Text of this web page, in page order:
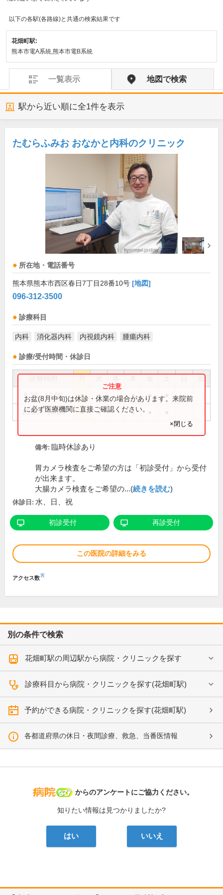
以下の各駅(各路線)と共通の検索結果です
花畑町駅:
熊本市電A系統,熊本市電B系統
一覧表示 地図で検索
駅から近い順に全1件を表示
たむらふみお おなかと内科のクリニック
所在地・電話番号
熊本県熊本市西区春日7丁目28番10号 [地図]
096-312-3500
診療科目
内科 消化器内科 内視鏡内科 腫瘍内科
診療/受付時間・休診日
祝
8:30～12:00 ● ● ● ●
13:30～18:00 ● ● ●
お盆(8月中旬)は休診・休業の場合があります。来院前
に必ず医療機関に直接ご確認ください。
×閉じる
備考: 臨時休診あり
胃カメラ検査をご希望の方は「初診受付」から受付
が出来ます。
大腸カメラ検査をご希望の...(続きを読む)
休診日: 水、日、祝
初診受付 再診受付
この医院の詳細をみる
アクセス数※
別の条件で検索
花畑町駅の周辺駅から病院・クリニックを探す
診療科目から病院・クリニックを探す(花畑町駅)
予約ができる病院・クリニックを探す(花畑町駅)
各都道府県の休日・夜間診療、救急、当番医情報
病院なび
からのアンケートにご協力ください。
知りたい情報は見つかりましたか?
はい いいえ